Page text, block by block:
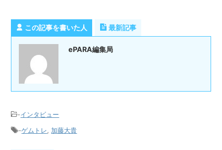
この記事を書いた人 最新記事
ePARA編集局
-インタビュー
-ゲムトレ, 加藤大貴